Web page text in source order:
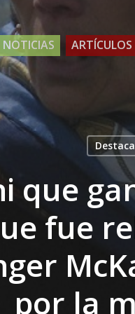
NOTICIAS ARTÍCULOS
que
fue
por la